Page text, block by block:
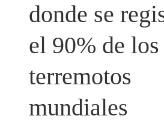
donde se
el 90% de los
terremotos
mundiales